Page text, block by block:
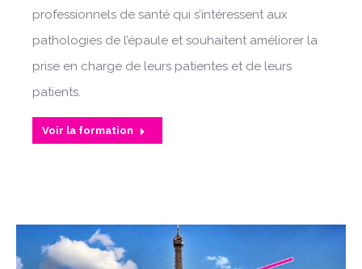
professionnels de santé qui s’intéressent aux
pathologies de l’épaule et souhaitent améliorer la
prise en charge de leurs patientes et de leurs
patients.
Voir la formation